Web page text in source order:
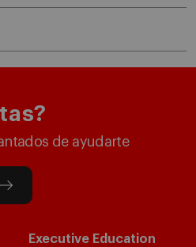
de ayudarte
Executive Education